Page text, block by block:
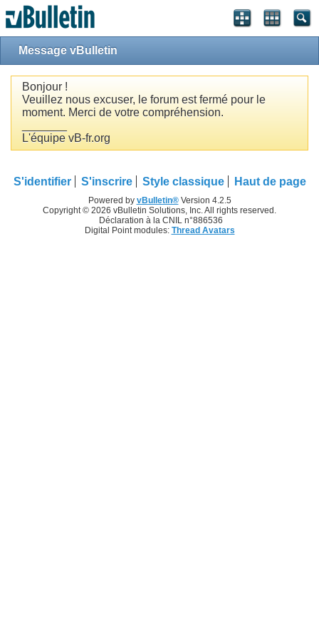
Message vBulletin
Bonjour !
Veuillez nous excuser, le forum est fermé pour le
moment. Merci de votre compréhension.
L'équipe vB-fr.org
S'identifier S'inscrire Style classique Haut de page
Powered by vBulletin®Version 4.2.5
Copyright © 2026 vBulletin Solutions, Inc. All rights reserved.
Déclaration à la CNIL n°886536
Digital Point modules: Thread Avatars